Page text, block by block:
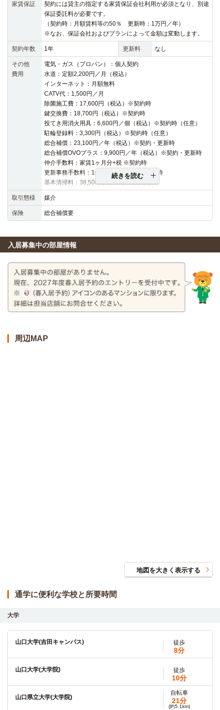
家賃保証
契約には貸主の指定する家賃保証会社利用が必須となり、別途
保証委託料が必要です。
（契約時：月額賃料等の50％ 更新時：1万円／年）
※なお、保証会社およびプランによって金額は変動します。
契約年数 1年 更新料 なし
その他
費用
電気・ガス（プロパン）：個人契約
水道：定額2,200円／月（税込）
インターネット：月額無料
CATV代：1,500円／月
除菌施工費：17,600円（税込）※契約時
鍵交換費：18,700円（税込）※契約時
投てき用消火用具：6,600円／個（税込）※契約時（任意）
駐輪登録料：3,300円（税込）※契約時（任意）
総合補償：23,100円／年（税込）※契約・更新時
総合補償OVOプラス：9,900円／年（税込）※契約・更新時
仲介手数料：家賃1ヶ月分+税 ※契約時
更新事務手数料：16,500円（税込）※更新時
基本清掃料：38,500円（税込）※契約時
続きを読む
取引態様 媒介
保険 総合補償要
入居募集中の部屋情報
周辺MAP
地図を大きく表示する
通学に便利な学校と所要時間
大学
山口大学(吉田キャンパス) 徒歩
8分
山口大学(大学院) 徒歩
10分
山口県立大学(大学院)
自転車
21分
(約5.1km)